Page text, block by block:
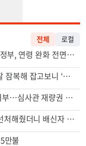
전체 로컬
"65세 복수국적 빗장 푸나"... 한국 정부, 연령 완화 전면 추진